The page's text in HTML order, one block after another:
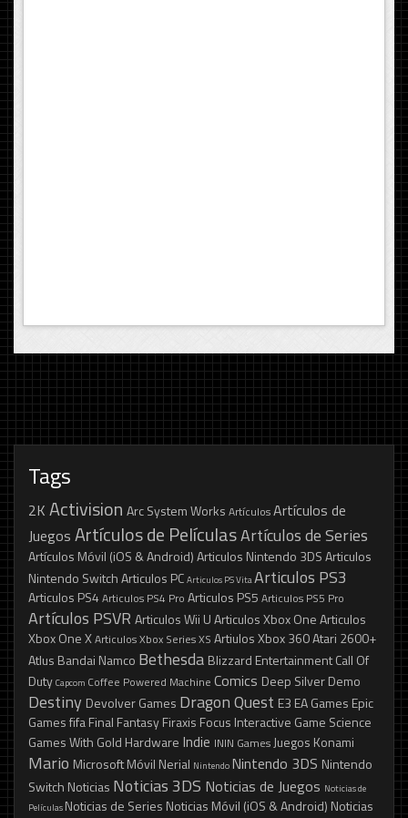
Tags
2K Activision Arc System Works ArtículosArtículos de
Juegos Artículos de PelículasArtículos de Series
Artículos Móvil (iOS & Android)Articulos Nintendo 3DSArticulos
Nintendo SwitchArticulos PC Articulos PS VitaArticulos PS3
Articulos PS4 Articulos PS4 Pro Articulos PS5 Articulos PS5 Pro
Artículos PSVR Articulos Wii UArticulos Xbox OneArticulos
Xbox One XArticulos Xbox Series XS Artiulos Xbox 360Atari 2600+
Atlus Bandai Namco Bethesda Blizzard EntertainmentCall Of
Duty Capcom Coffee Powered Machine Comics Deep SilverDemo
Destiny Devolver Games Dragon Quest E3 EA Games Epic
GamesfifaFinal FantasyFiraxis Focus Interactive Game Science
Games With Gold Hardware Indie ININ Games Juegos Konami
Mario MicrosoftMóvil Nerial Nintendo Nintendo 3DS Nintendo
Switch Noticias Noticias 3DS Noticias de Juegos Noticias de
Películas Noticias de Series Noticias Móvil (iOS & Android) Noticias